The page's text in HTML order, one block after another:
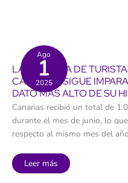
por
parte
de
extranjeros:
30%
son
para
ellos
Ago
1
2025
LA LLEGADA DE
CANARIAS SIGUE
DATO MÁS ALTO DE SU
Canarias recibió un total de
durante el mes de junio, lo
respecto al mismo mes del
La
Leer más